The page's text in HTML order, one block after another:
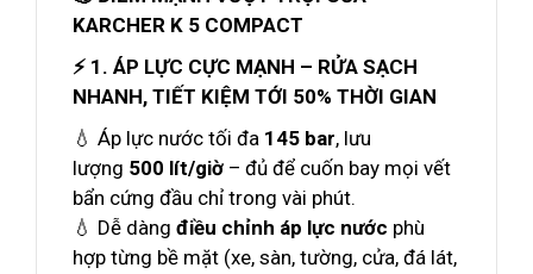
KARCHER K 5 COMPACT
⚡ 1. ÁP LỰC CỰC MẠNH – RỬA SẠCH
NHANH, TIẾT KIỆM TỚI 50% THỜI GIAN
💧 Áp lực nước tối đa 145 bar, lưu
lượng 500 lít/giờ – đủ để cuốn bay mọi vết
bẩn cứng đầu chỉ trong vài phút.
💧 Dễ dàng điều chỉnh áp lực nước phù
hợp từng bề mặt (xe, sàn, tường, cửa, đá lát,